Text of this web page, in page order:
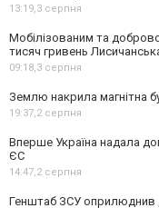
13:19,3 серпня
Мобілізованим та
тисяч гривень
09:18,3 серпня
Землю накрила магнітна
19:37,2 серпня
Вперше Україна надала
ЄС
14:47,2 серпня
Генштаб ЗСУ оприлюднив